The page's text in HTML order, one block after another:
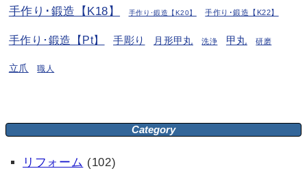
手作り･鍛造【K18】 手作り･鍛造【K20】 手作り･鍛造【K22】
手作り･鍛造【Pt】 手彫り 月形甲丸 洗浄 甲丸 研磨
立爪 職人
Category
リフォーム (102)